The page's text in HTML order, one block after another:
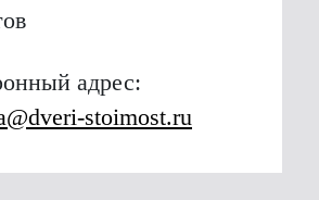
адрес:
stoimost.ru